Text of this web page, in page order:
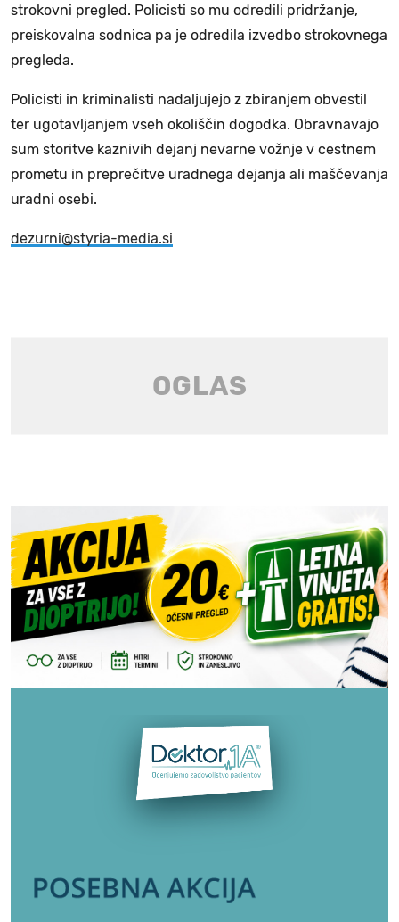
strokovni pregled. Policisti so mu odredili pridržanje,
preiskovalna sodnica pa je odredila izvedbo strokovnega
pregleda.
Policisti in kriminalisti nadaljujejo z zbiranjem obvestil
ter ugotavljanjem vseh okoliščin dogodka. Obravnavajo
sum storitve kaznivih dejanj nevarne vožnje v cestnem
prometu in preprečitve uradnega dejanja ali maščevanja
uradni osebi.
dezurni@styria-media.si